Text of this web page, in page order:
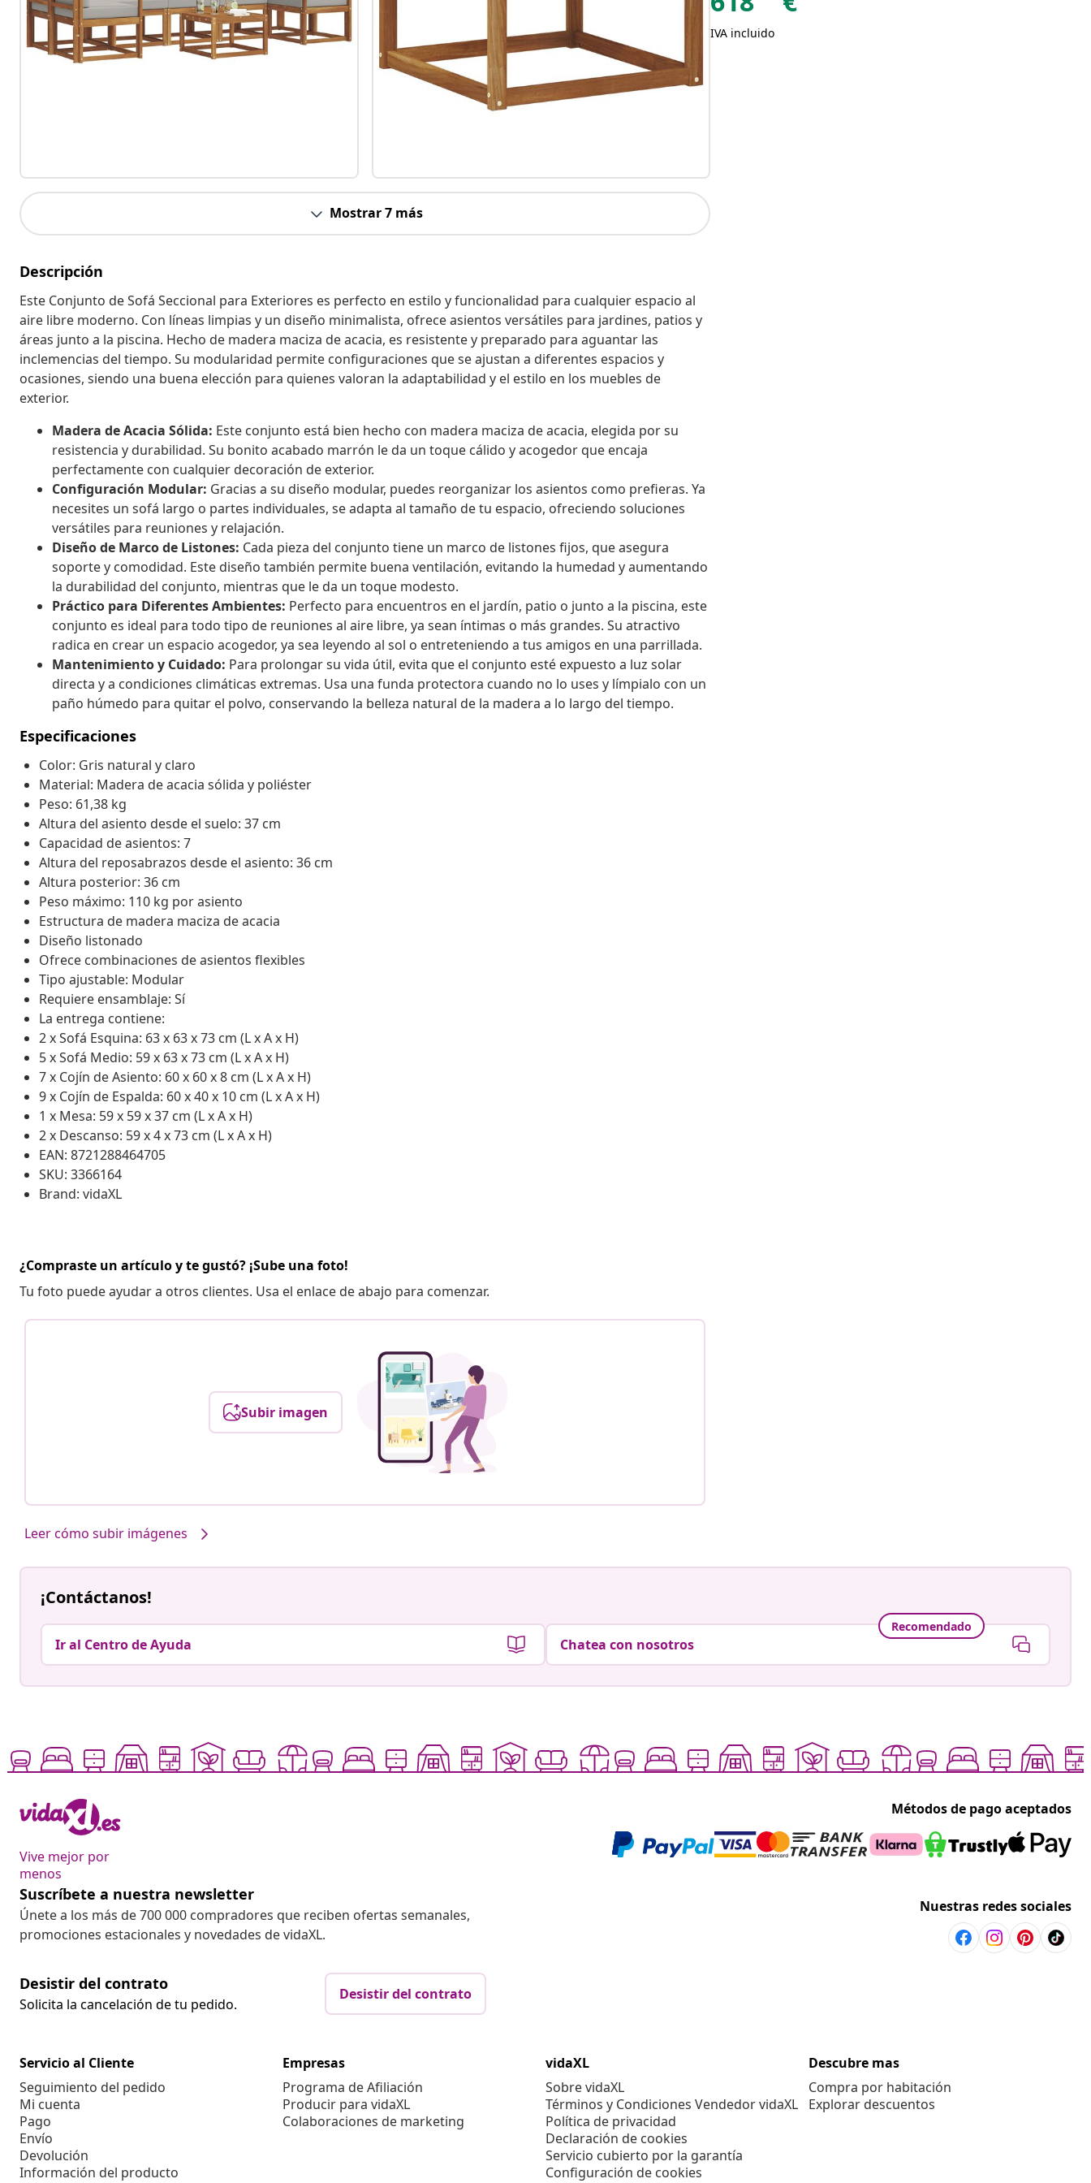
Mostrar 7 más
Descripción
Este Conjunto de Sofá Seccional para Exteriores es perfecto en estilo y funcionalidad para cualquier espacio al
aire libre moderno. Con líneas limpias y un diseño minimalista, ofrece asientos versátiles para jardines, patios y
áreas junto a la piscina. Hecho de madera maciza de acacia, es resistente y preparado para aguantar las
inclemencias del tiempo. Su modularidad permite configuraciones que se ajustan a diferentes espacios y
ocasiones, siendo una buena elección para quienes valoran la adaptabilidad y el estilo en los muebles de
exterior.
Madera de Acacia Sólida: Este conjunto está bien hecho con madera maciza de acacia, elegida por su
resistencia y durabilidad. Su bonito acabado marrón le da un toque cálido y acogedor que encaja
perfectamente con cualquier decoración de exterior.
Configuración Modular: Gracias a su diseño modular, puedes reorganizar los asientos como prefieras. Ya
necesites un sofá largo o partes individuales, se adapta al tamaño de tu espacio, ofreciendo soluciones
versátiles para reuniones y relajación.
Diseño de Marco de Listones: Cada pieza del conjunto tiene un marco de listones fijos, que asegura
soporte y comodidad. Este diseño también permite buena ventilación, evitando la humedad y aumentando
la durabilidad del conjunto, mientras que le da un toque modesto.
Práctico para Diferentes Ambientes: Perfecto para encuentros en el jardín, patio o junto a la piscina, este
conjunto es ideal para todo tipo de reuniones al aire libre, ya sean íntimas o más grandes. Su atractivo
radica en crear un espacio acogedor, ya sea leyendo al sol o entreteniendo a tus amigos en una parrillada.
Mantenimiento y Cuidado: Para prolongar su vida útil, evita que el conjunto esté expuesto a luz solar
directa y a condiciones climáticas extremas. Usa una funda protectora cuando no lo uses y límpialo con un
paño húmedo para quitar el polvo, conservando la belleza natural de la madera a lo largo del tiempo.
Especificaciones
Color: Gris natural y claro
Material: Madera de acacia sólida y poliéster
Peso: 61,38 kg
Altura del asiento desde el suelo: 37 cm
Capacidad de asientos: 7
Altura del reposabrazos desde el asiento: 36 cm
Altura posterior: 36 cm
Peso máximo: 110 kg por asiento
Estructura de madera maciza de acacia
Diseño listonado
Ofrece combinaciones de asientos flexibles
Tipo ajustable: Modular
Requiere ensamblaje: Sí
La entrega contiene:
2 x Sofá Esquina: 63 x 63 x 73 cm (L x A x H)
5 x Sofá Medio: 59 x 63 x 73 cm (L x A x H)
7 x Cojín de Asiento: 60 x 60 x 8 cm (L x A x H)
9 x Cojín de Espalda: 60 x 40 x 10 cm (L x A x H)
1 x Mesa: 59 x 59 x 37 cm (L x A x H)
2 x Descanso: 59 x 4 x 73 cm (L x A x H)
EAN: 8721288464705
SKU: 3366164
Brand: vidaXL
¿Compraste un artículo y te gustó? ¡Sube una foto!
Tu foto puede ayudar a otros clientes. Usa el enlace de abajo para comenzar.
Subir imagen
Leer cómo subir imágenes
IVA incluido
¡Contáctanos!
Ir al Centro de Ayuda
Recomendado
Chatea con nosotros
Vive mejor por
menos
Métodos de pago aceptados
Suscríbete a nuestra newsletter
Únete a los más de 700 000 compradores que reciben ofertas semanales,
promociones estacionales y novedades de vidaXL.
Nuestras redes sociales
Desistir del contrato
Solicita la cancelación de tu pedido.
Desistir del contrato
Servicio al Cliente
Seguimiento del pedido
Mi cuenta
Pago
Envío
Devolución
Información del producto
Empresas
Programa de Afiliación
Producir para vidaXL
Colaboraciones de marketing
vidaXL
Sobre vidaXL
Términos y Condiciones Vendedor vidaXL
Política de privacidad
Declaración de cookies
Servicio cubierto por la garantía
Configuración de cookies
Descubre mas
Compra por habitación
Explorar descuentos